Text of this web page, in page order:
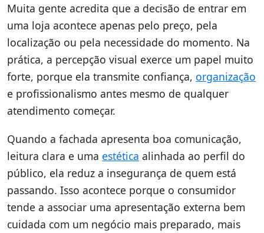
Muita gente acredita que a decisão de entrar em
uma loja acontece apenas pelo preço, pela
localização ou pela necessidade do momento. Na
prática, a percepção visual exerce um papel muito
forte, porque ela transmite confiança, organização
e profissionalismo antes mesmo de qualquer
atendimento começar.
Quando a fachada apresenta boa comunicação,
leitura clara e uma estética alinhada ao perfil do
público, ela reduz a insegurança de quem está
passando. Isso acontece porque o consumidor
tende a associar uma apresentação externa bem
cuidada com um negócio mais preparado, mais